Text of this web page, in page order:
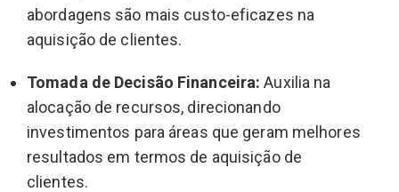
abordagens são mais custo-eficazes na
aquisição de clientes.
Tomada de Decisão Financeira: Auxilia na
alocação de recursos, direcionando
investimentos para áreas que geram melhores
resultados em termos de aquisição de
clientes.